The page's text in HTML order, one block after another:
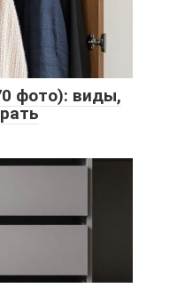
фото): виды,